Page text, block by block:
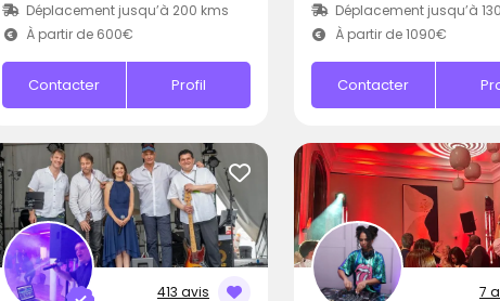
Déplacement jusqu’à 200 kms
À partir de 600€
Contacter Profil
Déplacement jusqu’à
À partir de 1090€
Contacter
413 avis 7